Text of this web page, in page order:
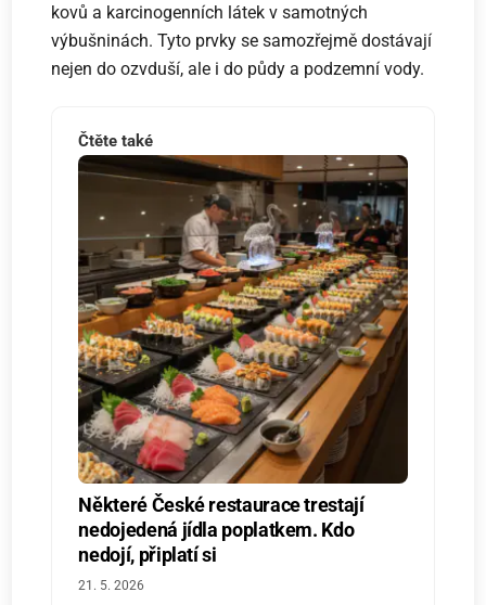
kovů a karcinogenních látek v samotných
výbušninách. Tyto prvky se samozřejmě dostávají
nejen do ozvduší, ale i do půdy a podzemní vody.
Čtěte také
Některé České restaurace trestají
nedojedená jídla poplatkem. Kdo
nedojí, připlatí si
21. 5. 2026